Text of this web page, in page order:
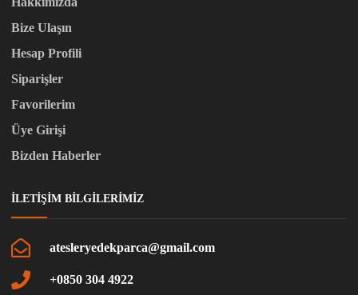
Bize Ulaşın
Hesap Profili
Siparişler
Favorilerim
Üye Girişi
Bizden Haberler
İLETIŞIM BILGILERIMIZ
atesleryedekparca@gmail.com
+0850 304 4922